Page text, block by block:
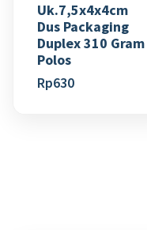
Uk.7,5x4x4cm
Dus Packaging
Duplex 310 Gram
Polos
Rp630